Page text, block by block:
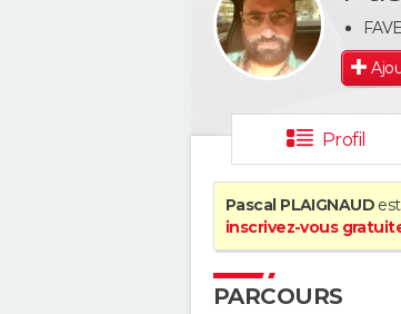
Profil
Pascal PLAIGNAUD
inscrivez-vous
PARCOURS